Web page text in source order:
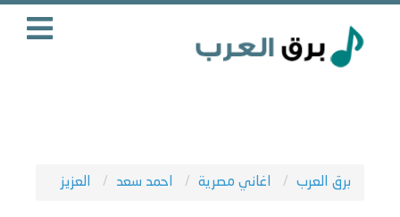
برق العرب اغاني مصرية احمد سعد العزيز